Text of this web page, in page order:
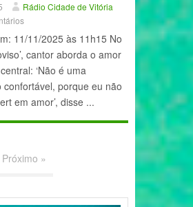
Rádio Cidade de Vitória
11/11/2025 às 11h15 No
cantor aborda o amor
‘Não é uma
confortável, porque eu não
em amor’, disse ...
Próximo »